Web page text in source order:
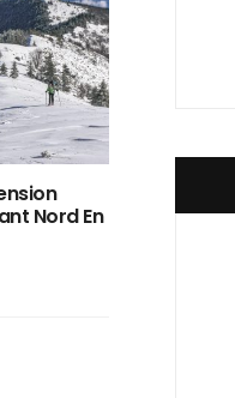
Nord En